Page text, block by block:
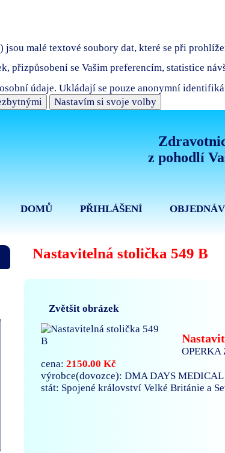
jsou malé textové soubory dat, které se při
přizpůsobení se Vašim preferencím, statistice
údaje. Ukládají se pouze anonymní
Nastavím si svoje volby
z pohodlí
PŘIHLÁŠENÍ
DOMŮ
Nastavitelná stolička 549 B
Zvětšit obrázek
cena: 2150.00 Kč
výrobce(dovozce): DMA DAYS MEDICAL
stát: Spojené království Velké Británie a